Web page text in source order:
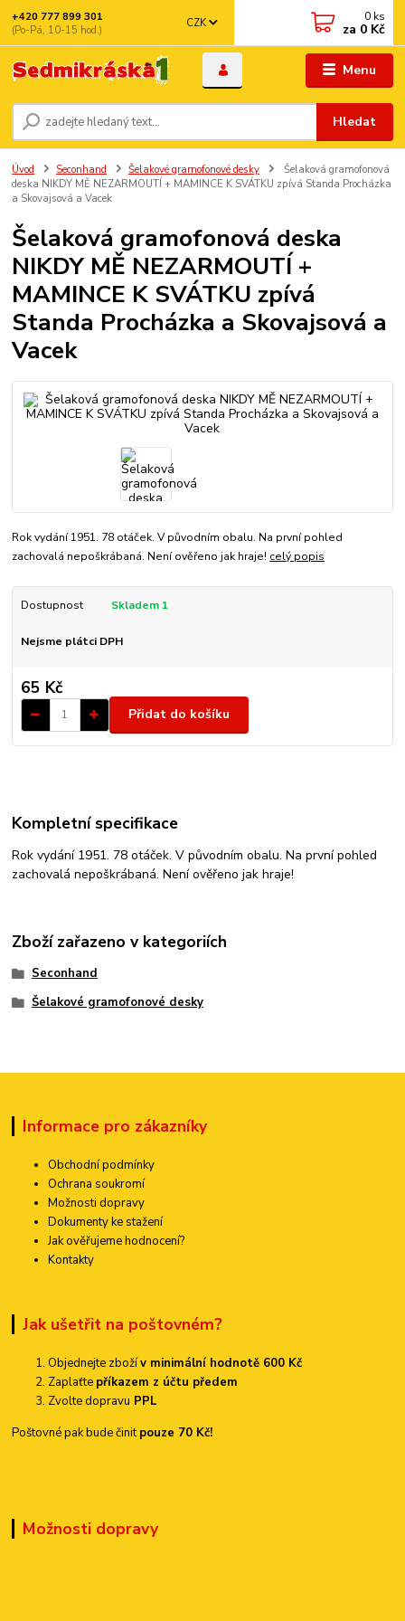
Menu
CZK
Hledat
+420 777 899 301
(Po-Pá, 10-15 hod.)
0 ks
za 0 Kč
Úvod Seconhand Šelakové gramofonové desky
Šelaková gramofonová
deska NIKDY MĚ NEZARMOUTÍ + MAMINCE K SVÁTKU zpívá Standa Procházka
a Skovajsová a Vacek
Šelaková gramofonová deska
NIKDY MĚ NEZARMOUTÍ +
MAMINCE K SVÁTKU zpívá
Standa Procházka a Skovajsová a
Vacek
Rok vydání 1951. 78 otáček. V původním obalu. Na první pohled
zachovalá nepoškrábaná. Není ověřeno jak hraje! celý popis
Dostupnost Skladem 1
Nejsme plátci DPH
65 Kč
Přidat do košíku
Kompletní specifikace
Rok vydání 1951. 78 otáček. V původním obalu. Na první pohled
zachovalá nepoškrábaná. Není ověřeno jak hraje!
Zboží zařazeno v kategoriích
Seconhand
Šelakové gramofonové desky
Informace pro zákazníky
Obchodní podmínky
Ochrana soukromí
Možnosti dopravy
Dokumenty ke stažení
Jak ověřujeme hodnocení?
Kontakty
Jak ušetřit na poštovném?
Objednejte zbožív minimální hodnotě 600 Kč
Zaplaťte příkazem z účtu předem
Zvolte dopravu PPL
Poštovné pak bude činitpouze 70 Kč!
Možnosti dopravy